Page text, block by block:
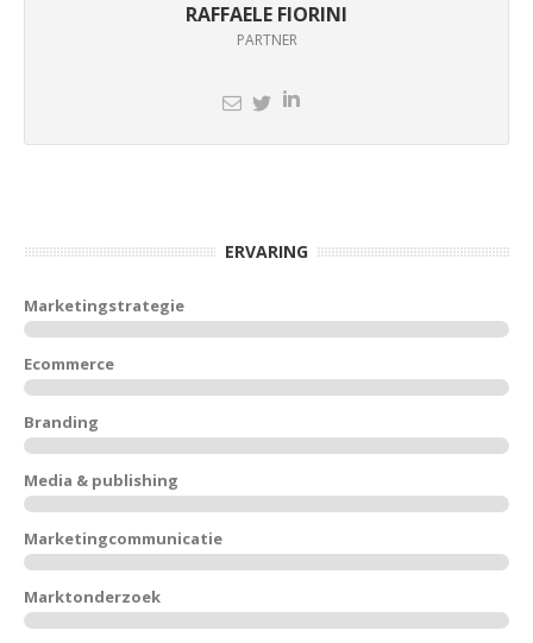
RAFFAELE FIORINI
PARTNER
ERVARING
Marketingstrategie
Ecommerce
Branding
Media & publishing
Marketingcommunicatie
Marktonderzoek